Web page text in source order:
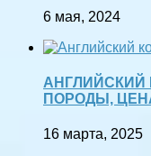
6 мая, 2024
АНГЛИЙСКИЙ
ПОРОДЫ,
16 марта, 2025